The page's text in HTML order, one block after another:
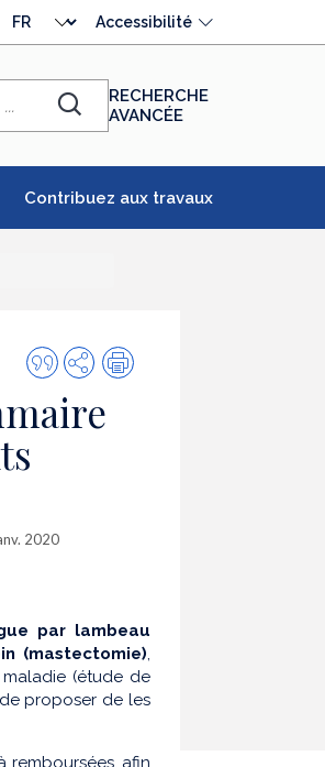
Accessibilité
Chercher
RECHERCHE
AVANCÉE
Contribuez aux travaux
Citer
cette
publication
PartagerImpression
2020
par lambeau
(mastectomie),
maladie (étude de
proposer de les
remboursées, afin